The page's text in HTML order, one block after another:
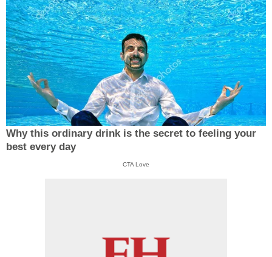
Why this ordinary drink is the secret to feeling your
best every day
CTA Love